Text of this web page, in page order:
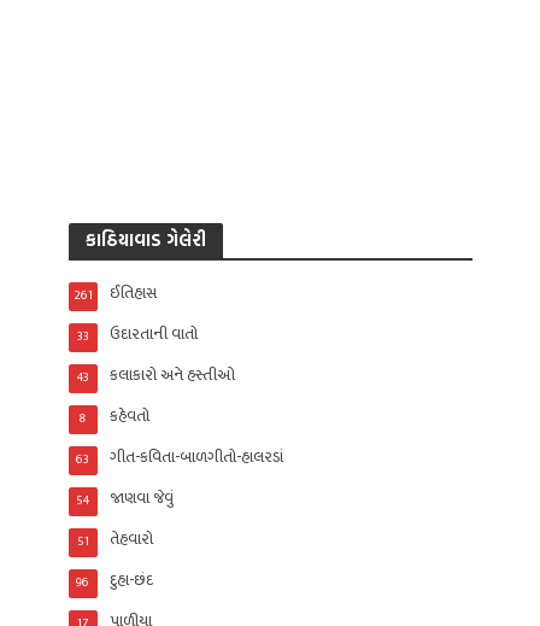
કાઠિયાવાડ ગેલેરી
ઈતિહાસ
261
ઉદારતાની વાતો
33
કલાકારો અને હસ્તીઓ
43
કહેવતો
8
ગીત-કવિતા-બાળગીતો-હાલરડાં
63
જાણવા જેવું
54
તેહવારો
51
દુહા-છંદ
96